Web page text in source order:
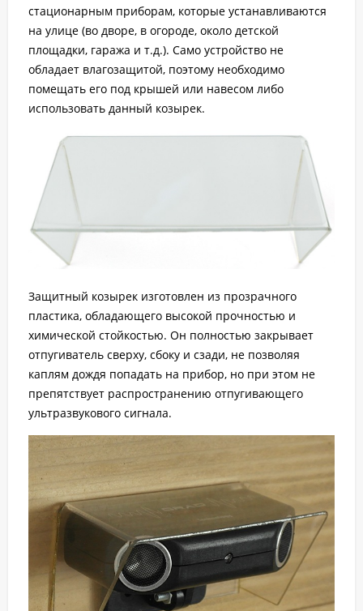
стационарным приборам, которые устанавливаются
на улице (во дворе, в огороде, около детской
площадки, гаража и т.д.). Само устройство не
обладает влагозащитой, поэтому необходимо
помещать его под крышей или навесом либо
использовать данный козырек.
Защитный козырек изготовлен из прозрачного
пластика, обладающего высокой прочностью и
химической стойкостью. Он полностью закрывает
отпугиватель сверху, сбоку и сзади, не позволяя
каплям дождя попадать на прибор, но при этом не
препятствует распространению отпугивающего
ультразвукового сигнала.